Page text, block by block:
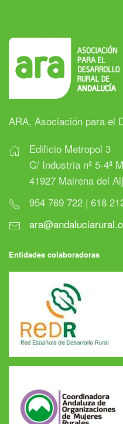
ARA, Asociación para el
Edificio Metropol 3
C/ Industria nº 5-4ª
41927 Mairena del
954 769 722 | 618
Entidades colaboradoras